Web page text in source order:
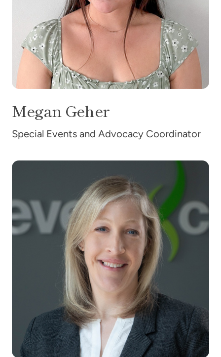
Megan Geher
Special Events and Advocacy Coordinator
艾德里安·哈克尼斯